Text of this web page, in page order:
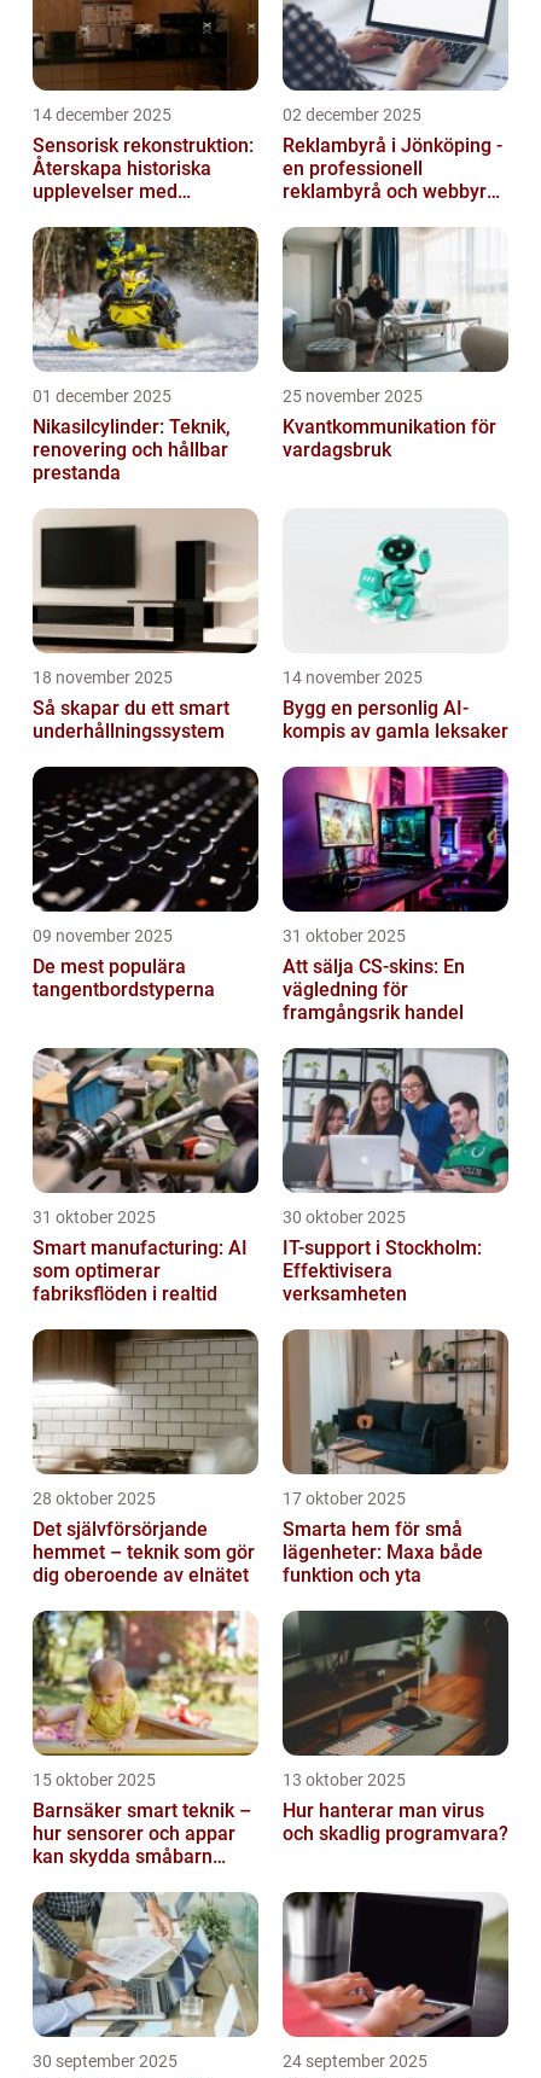
14 december 2025
Sensorisk rekonstruktion:
Återskapa historiska
upplevelser med
02 december 2025
Reklambyrå i Jönköping -
en professionell
reklambyrå och webbyrå
kommunikati...
01 december 2025
Nikasilcylinder: Teknik,
renovering och hållbar
prestanda
25 november 2025
Kvantkommunikation för
vardagsbruk
18 november 2025
Så skapar du ett smart
underhållningssystem
14 november 2025
Bygg en personlig AI-
kompis av gamla leksaker
09 november 2025
De mest populära
tangentbordstyperna
31 oktober 2025
Att sälja CS-skins: En
vägledning för
framgångsrik handel
31 oktober 2025
Smart manufacturing: AI
som optimerar
fabriksflöden i realtid
30 oktober 2025
IT-support i Stockholm:
Effektivisera
verksamheten
28 oktober 2025
Det självförsörjande
hemmet – teknik som gör
dig oberoende av elnätet
17 oktober 2025
Smarta hem för små
lägenheter: Maxa både
funktion och yta
15 oktober 2025
Barnsäker smart teknik –
hur sensorer och appar
kan skydda småbarn
13 oktober 2025
Hur hanterar man virus
och skadlig programvara?
30 september 2025 24 september 2025